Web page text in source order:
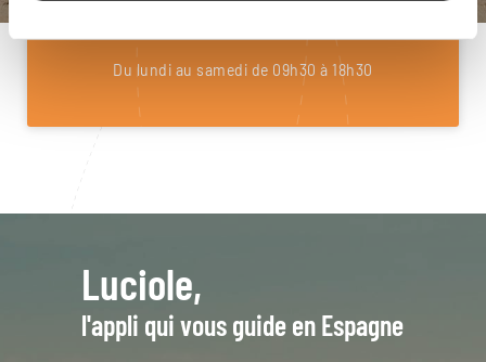
01 85 08 10 48
Du lundi au samedi de 09h30 à 18h30
Luciole,
l'appli qui vous guide en Espagne